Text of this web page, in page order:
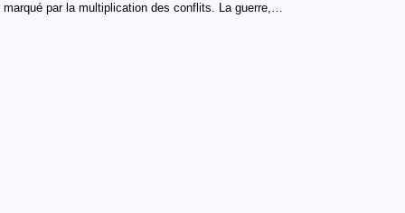
marqué par la multiplication des conflits. La guerre,…